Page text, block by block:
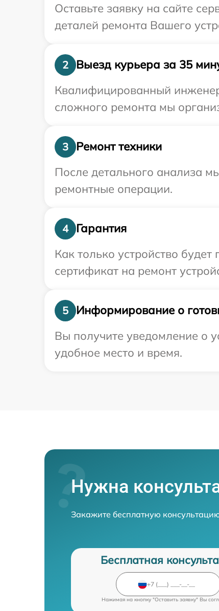
Оставьте заявку на сайте
деталей ремонта Вашего
2
Выезд курьера за 35
Квалифицированный
сложного ремонта мы
3
Ремонт техники
После детального анализа
ремонтные операции.
4
Гарантия
Как только устройство
сертификат на ремонт
5
Информирование о
Вы получите уведомление о
удобное место и время.
Нужна
Закажите бесплатную
Бесплатная
Нажимая на кнопку "Оставить заявку" Вы